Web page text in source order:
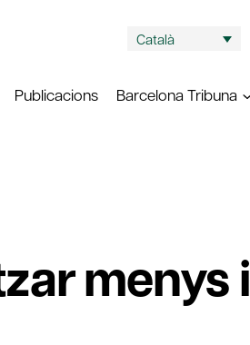
Català
Publicacions Barcelona Tribuna
menys i